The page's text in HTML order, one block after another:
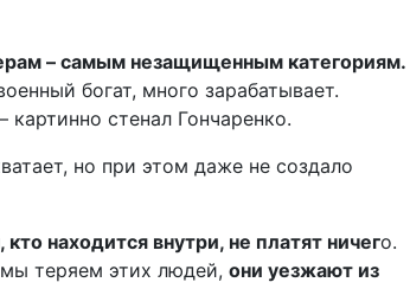
– самым незащищенным категориям.
богат, много зарабатывает.
стенал Гончаренко.
но при этом даже не создало
находится внутри, не платят ничего.
теряем этих людей, они уезжают из